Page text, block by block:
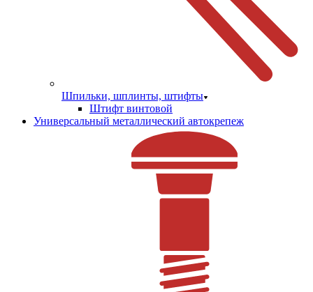
Шпильки, шплинты, штифты
Штифт винтовой
Универсальный металлический автокрепеж